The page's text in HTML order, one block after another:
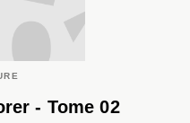
- Tome 02